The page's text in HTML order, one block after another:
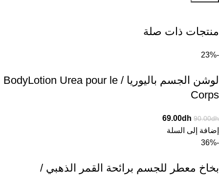
منتجات ذات صلة
-23%
لوشن الجسم باليوريا / BodyLotion Urea pour le
Corps
90.00dh
69.00dh
إضافة إلى السلة
-36%
بخاخ معطر للجسم برائحة القمر الذهبي /